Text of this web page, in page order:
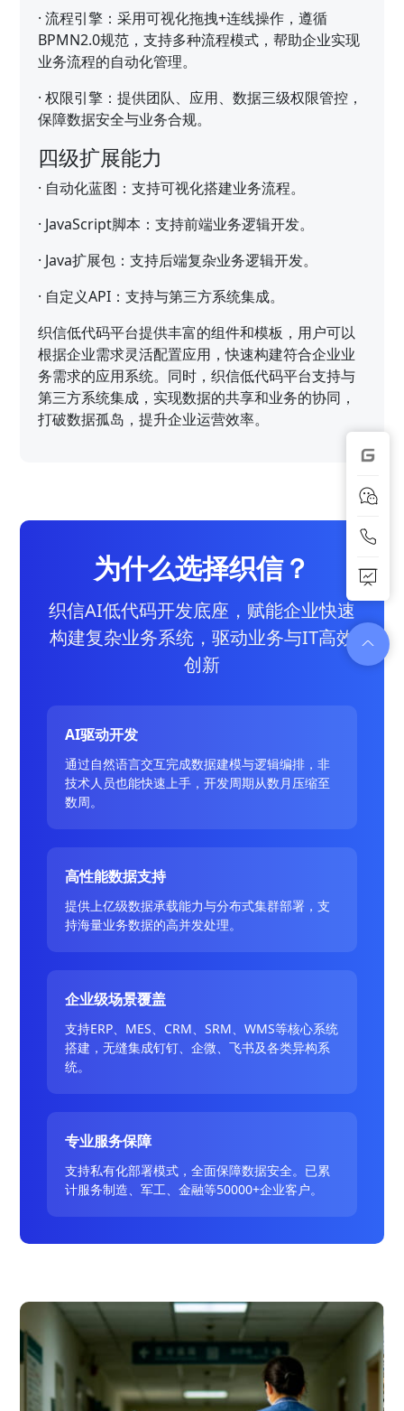
·流程引擎：采用可视化拖拽+连线操作，遵循
BPMN2.0规范，支持多种流程模式，帮助企业实现
业务流程的自动化管理。
·权限引擎：提供团队、应用、数据三级权限管控，
保障数据安全与业务合规。
四级扩展能力
· 自动化蓝图：支持可视化搭建业务流程。
· JavaScript脚本：支持前端业务逻辑开发。
· Java扩展包：支持后端复杂业务逻辑开发。
· 自定义API：支持与第三方系统集成。
织信低代码平台提供丰富的组件和模板，用户可以
根据企业需求灵活配置应用，快速构建符合企业业
务需求的应用系统。同时，织信低代码平台支持与
第三方系统集成，实现数据的共享和业务的协同，
打破数据孤岛，提升企业运营效率。
为什么选择织信？
织信AI低代码开发底座，赋能企业快速
构建复杂业务系统，驱动业务与IT高效
创新
AI驱动开发
通过自然语言交互完成数据建模与逻辑编排，非
技术人员也能快速上手，开发周期从数月压缩至
数周。
高性能数据支持
提供上亿级数据承载能力与分布式集群部署，支
持海量业务数据的高并发处理。
企业级场景覆盖
支持ERP、MES、CRM、SRM、WMS等核心系统
搭建，无缝集成钉钉、企微、飞书及各类异构系
统。
专业服务保障
支持私有化部署模式，全面保障数据安全。已累
计服务制造、军工、金融等50000+企业客户。